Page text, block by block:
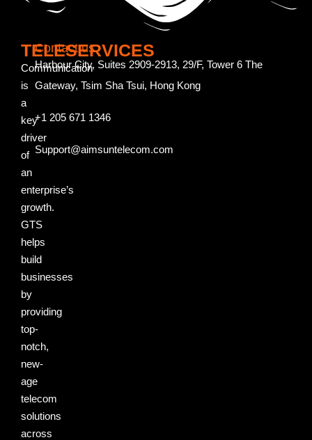
TELESERVICES
Communication
is
a
key
driver
of
an
enterprise’s
growth.
GTS
helps
build
businesses
by
providing
top-
notch,
new-
age
telecom
solutions
across
Contact us
Harbour City, Suites 2909-2913, 29/F, Tower 6 The
Gateway, Tsim Sha Tsui, Hong Kong
+1 205 671 1346
Support@aimsuntelecom.com